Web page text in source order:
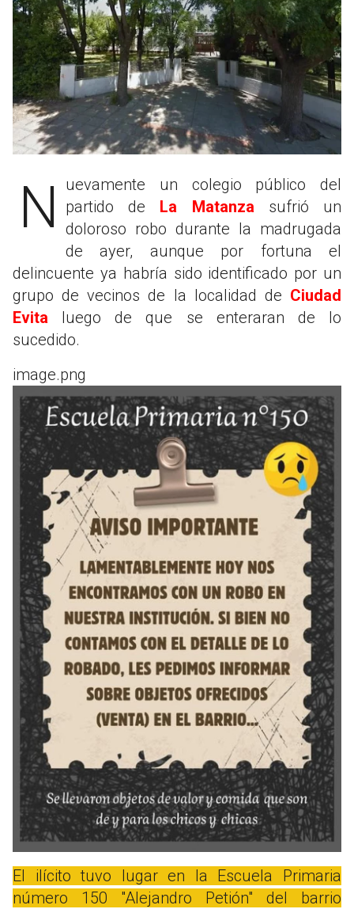
Nuevamente un colegio público del partido de La Matanza sufrió un
doloroso robo durante la madrugada
de ayer, aunque por fortuna el
delincuente ya habría sido identificado por un
grupo de vecinos de la localidad de Ciudad
Evita luego de que se enteraran de lo
sucedido.
image.png
El ilícito tuvo lugar en la Escuela Primaria
número 150 "Alejandro Petión" del barrio